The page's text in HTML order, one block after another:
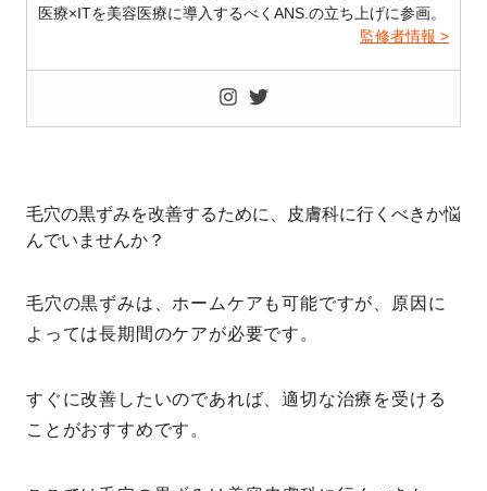
医療×ITを美容医療に導入するべくANS.の立ち上げに参画。
監修者情報 >
毛穴の黒ずみを改善するために、皮膚科に行くべきか悩
んでいませんか？
毛穴の黒ずみは、ホームケアも可能ですが、原因に
よっては長期間のケアが必要です。
すぐに改善したいのであれば、適切な治療を受ける
ことがおすすめです。